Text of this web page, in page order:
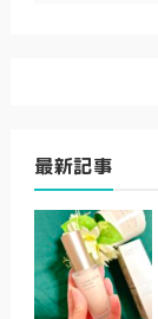
最新記事